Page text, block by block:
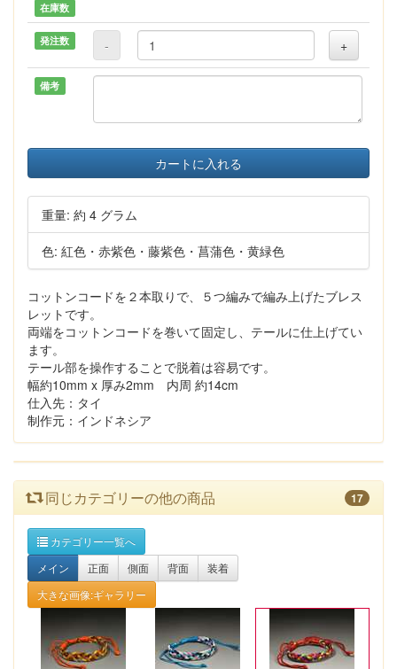
在庫数
発注数 - +
備考
カートに入れる
重量: 約 4 グラム
色: 紅色・赤紫色・藤紫色・菖蒲色・黄緑色
コットンコードを２本取りで、５つ編みで編み上げたブレス
レットです。
両端をコットンコードを巻いて固定し、テールに仕上げてい
ます。
テール部を操作することで脱着は容易です。
幅約10mm x 厚み2mm 内周 約14cm
仕入先：タイ
制作元：インドネシア
同じカテゴリーの他の商品 17
カテゴリー一覧へ
メイン
正面 側面 背面
装着
大きな画像:ギャラリー